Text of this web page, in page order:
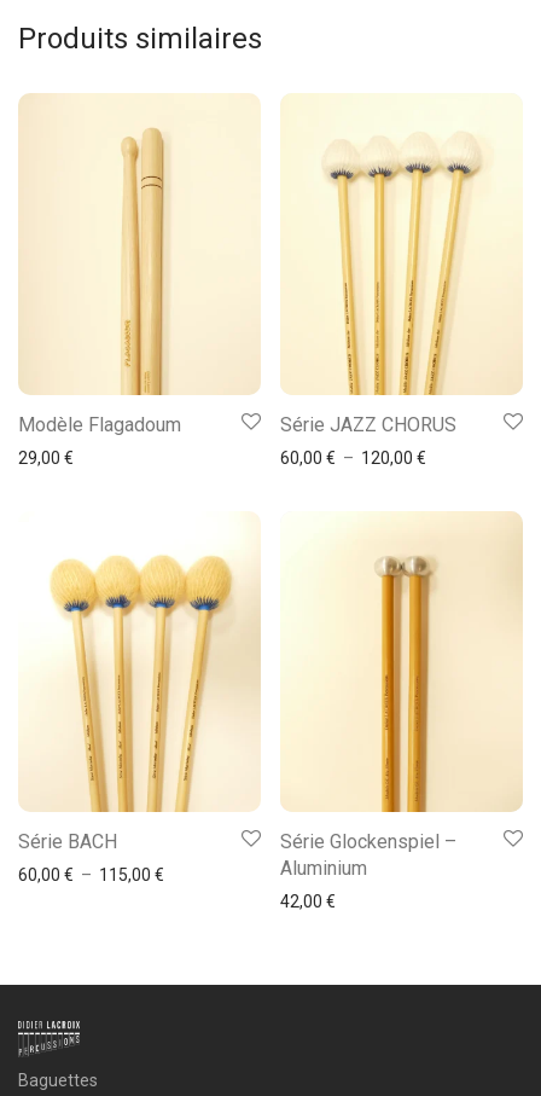
Produits similaires
Modèle Flagadoum
29,00 €
page
du
Série JAZZ CHORUS
60,00 € – 120,00 €
options
Série BACH
60,00 € – 115,00 € Plage de prix : 60,00 € à 115,00 €
Série Glockenspiel –
Aluminium
42,00 €
Baguettes